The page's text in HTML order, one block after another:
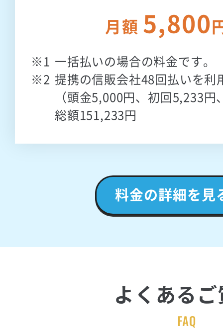
月額 5,800
一括払いの場合の料金です。
提携の信販会社48回払いを利
（頭金5,000円、初回5,233
総額151,233円
料金の詳細を見
よくある